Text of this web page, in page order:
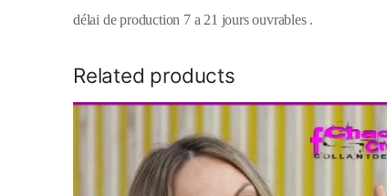
délai de production 7 a 21 jours ouvrables .
Related products